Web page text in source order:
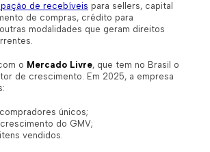
de recebíveis para sellers, capital
de compras, crédito para
modalidades que geram direitos
o Mercado Livre, que tem no Brasil o
de crescimento. Em 2025, a empresa
únicos;
do GMV;
vendidos.